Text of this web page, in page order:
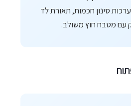
סינון חכמות, תאורת לד
עם מטבח חוץ משולב.